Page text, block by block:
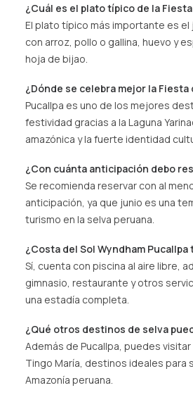
¿Cuál es el plato típico de la
El plato típico más importante es el
con arroz, pollo o gallina, huevo y
hoja de bijao.
¿Dónde se celebra mejor la Fiesta
Pucallpa es uno de los mejores
festividad gracias a la Laguna
amazónica y la fuerte identidad
¿Con cuánta anticipación debo
Se recomienda reservar con al
anticipación, ya que junio es una
turismo en la selva peruana.
¿Costa del Sol Wyndham
Sí, cuenta con piscina al aire libre,
gimnasio, restaurante y otros
una estadía completa.
¿Qué otros destinos de selva
Además de Pucallpa, puedes
Tingo María, destinos ideales para
Amazonía peruana.